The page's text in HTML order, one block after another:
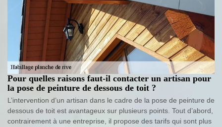
Pour quelles raisons faut-il contacter un artisan pour
la pose de peinture de dessous de toit ?
L’intervention d’un artisan dans le cadre de la pose de peinture de
dessous de toit est avantageux sur plusieurs points. Tout d’abord,
contrairement à une entreprise, il propose des tarifs qui sont plus